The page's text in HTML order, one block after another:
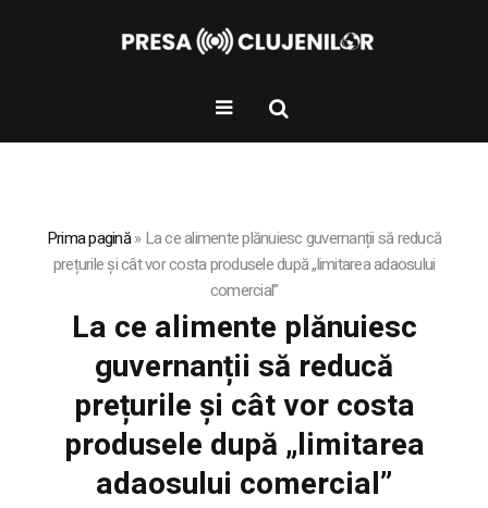
Prima pagină»La ce alimente plănuiesc guvernanții să reducă
prețurile și cât vor costa produsele după „limitarea adaosului
comercial”
La ce alimente plănuiesc
guvernanții să reducă
prețurile și cât vor costa
produsele după „limitarea
adaosului comercial”